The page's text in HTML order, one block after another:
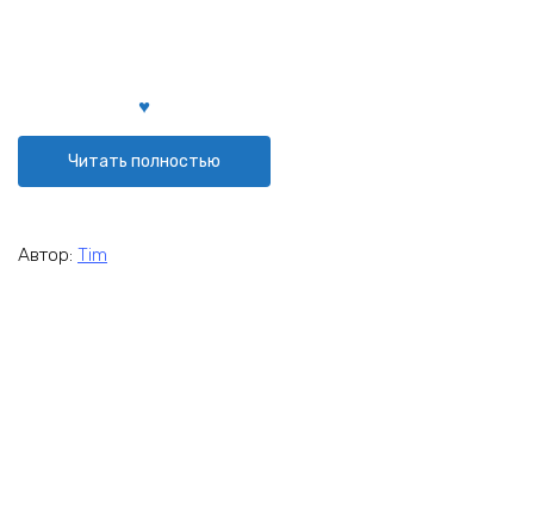
Читать полностью
Автор: Tim